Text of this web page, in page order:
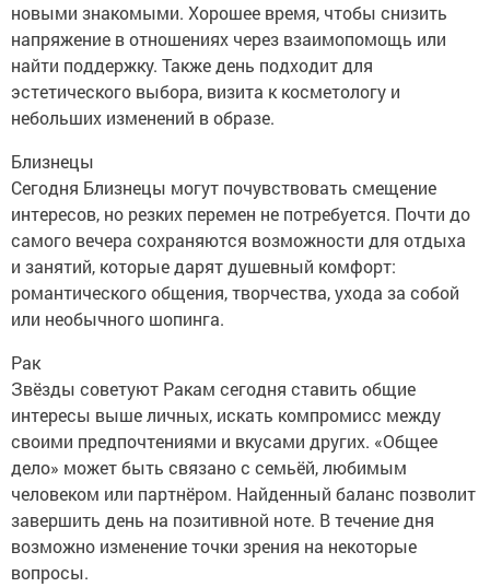
новыми знакомыми. Хорошее время, чтобы снизить
напряжение в отношениях через взаимопомощь или
найти поддержку. Также день подходит для
эстетического выбора, визита к косметологу и
небольших изменений в образе.
Близнецы
Сегодня Близнецы могут почувствовать смещение
интересов, но резких перемен не потребуется. Почти до
самого вечера сохраняются возможности для отдыха
и занятий, которые дарят душевный комфорт:
романтического общения, творчества, ухода за собой
или необычного шопинга.
Рак
Звёзды советуют Ракам сегодня ставить общие
интересы выше личных, искать компромисс между
своими предпочтениями и вкусами других. «Общее
дело» может быть связано с семьёй, любимым
человеком или партнёром. Найденный баланс позволит
завершить день на позитивной ноте. В течение дня
возможно изменение точки зрения на некоторые
вопросы.